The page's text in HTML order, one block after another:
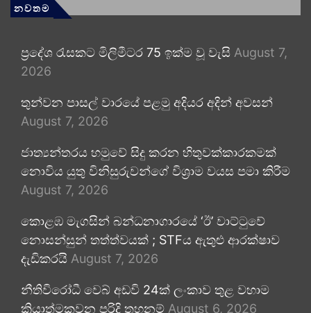
නවතම
ප්‍රදේශ රැසකට මිලිමීටර 75 ඉක්ම වූ වැසි August 7,
2026
තුන්වන පාසල් වාරයේ පළමු අදියර අදින් අවසන්
August 7, 2026
ජාත්‍යන්තරය හමුවේ සිදු කරන හිතුවක්කාරකමක්
නොවිය යුතු විනිසුරුවන්ගේ විශ්‍රාම වයස පමා කිරීම
August 7, 2026
කොළඹ මැගසින් බන්ධනාගාරයේ ‘ඊ’ වාට්ටුවේ
නොසන්සුන් තත්ත්වයක් ; STFය ඇතුළු ආරක්ෂාව
දැඩිකරයි August 7, 2026
නීතිවිරෝධී වෙබ් අඩවි 24ක් ලංකාව තුළ වහාම
ක්‍රියාත්මකවන පරිදි තහනම් August 6, 2026